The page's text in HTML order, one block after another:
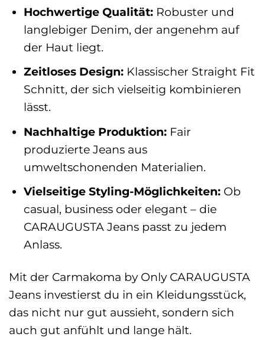
Hochwertige Qualität:Robuster und
langlebiger Denim, der angenehm auf
der Haut liegt.
Zeitloses Design:Klassischer Straight Fit
Schnitt, der sich vielseitig kombinieren
lässt.
Nachhaltige Produktion:Fair
produzierte Jeans aus
umweltschonenden Materialien.
Vielseitige Styling-Möglichkeiten:Ob
casual, business oder elegant – die
CARAUGUSTA Jeans passt zu jedem
Anlass.
Mit der Carmakoma by Only CARAUGUSTA
Jeans investierst du in ein Kleidungsstück,
das nicht nur gut aussieht, sondern sich
auch gut anfühlt und lange hält.